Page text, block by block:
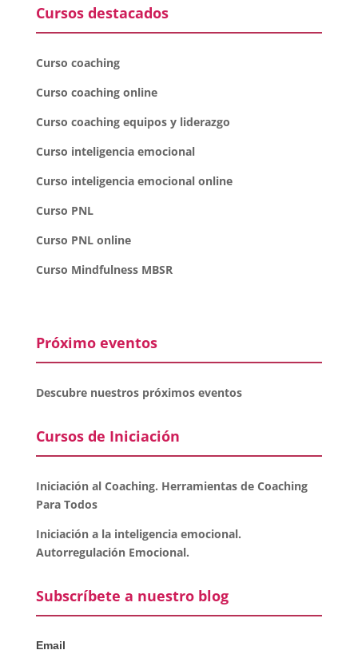
Cursos destacados
Curso coaching
Curso coaching online
Curso coaching equipos y liderazgo
Curso inteligencia emocional
Curso inteligencia emocional online
Curso PNL
Curso PNL online
Curso Mindfulness MBSR
Próximo eventos
Descubre nuestros próximos eventos
Cursos de Iniciación
Iniciación al Coaching. Herramientas de Coaching
Para Todos
Iniciación a la inteligencia emocional.
Autorregulación Emocional.
Subscríbete a nuestro blog
Email